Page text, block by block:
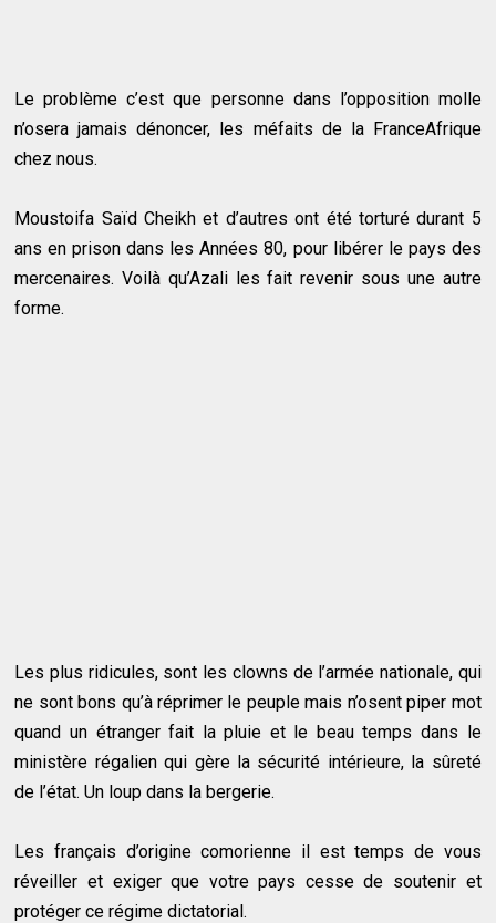
Le problème c’est que personne dans l’opposition molle
n’osera jamais dénoncer, les méfaits de la FranceAfrique
chez nous.
Moustoifa Saïd Cheikh et d’autres ont été torturé durant 5
ans en prison dans les Années 80, pour libérer le pays des
mercenaires. Voilà qu’Azali les fait revenir sous une autre
forme.
Les plus ridicules, sont les clowns de l’armée nationale, qui
ne sont bons qu’à réprimer le peuple mais n’osent piper mot
quand un étranger fait la pluie et le beau temps dans le
ministère régalien qui gère la sécurité intérieure, la sûreté
de l’état. Un loup dans la bergerie.
Les français d’origine comorienne il est temps de vous
réveiller et exiger que votre pays cesse de soutenir et
protéger ce régime dictatorial.